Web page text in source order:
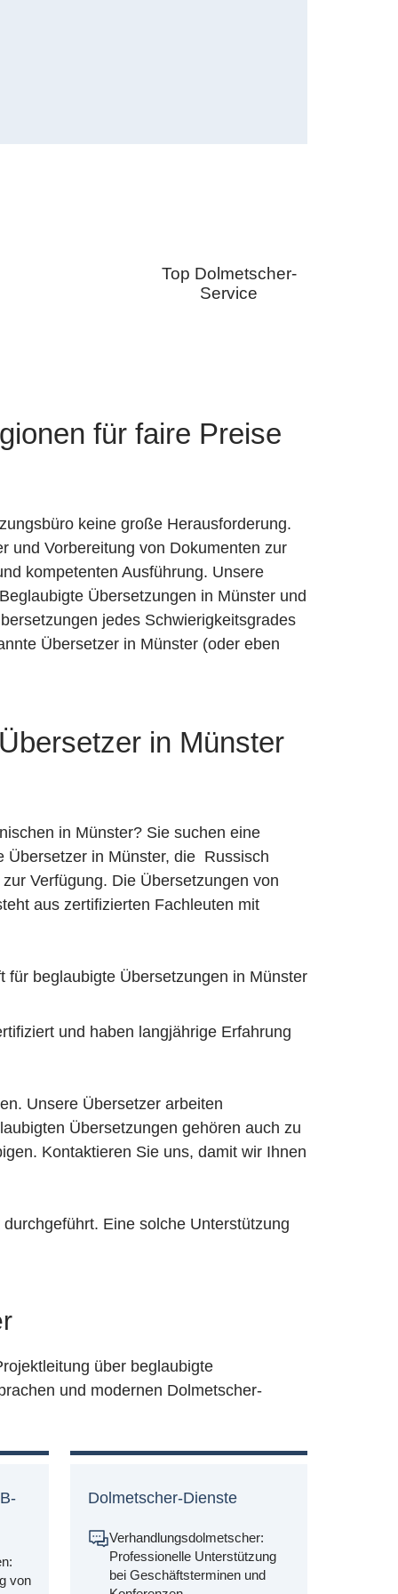
Top Dolmetscher-
Service
für faire Preise
keine große Herausforderung.
und Vorbereitung von Dokumenten zur
kompetenten Ausführung. Unsere
Übersetzungen in Münster und
jedes Schwierigkeitsgrades
Übersetzer in Münster (oder eben
in Münster
in Münster? Sie suchen eine
Übersetzer in Münster, die Russisch
Verfügung. Die Übersetzungen von
aus zertifizierten Fachleuten mit
beglaubigte Übersetzungen in Münster
und haben langjährige Erfahrung
Unsere Übersetzer arbeiten
Übersetzungen gehören auch zu
Kontaktieren Sie uns, damit wir Ihnen
Eine solche Unterstützung
über beglaubigte
und modernen Dolmetscher-
von
Dolmetscher-Dienste
Verhandlungsdolmetscher:
Professionelle Unterstützung
bei Geschäftsterminen und